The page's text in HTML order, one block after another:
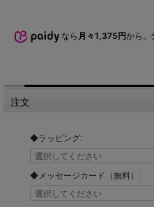
なら 月々1,375円から。
注文
◆ラッピング:
◆メッセージカード（無料）: